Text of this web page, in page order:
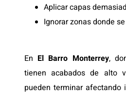
Aplicar capas
Ignorar zonas donde
En El Barro Monterrey,
tienen acabados de alto
pueden terminar afectando